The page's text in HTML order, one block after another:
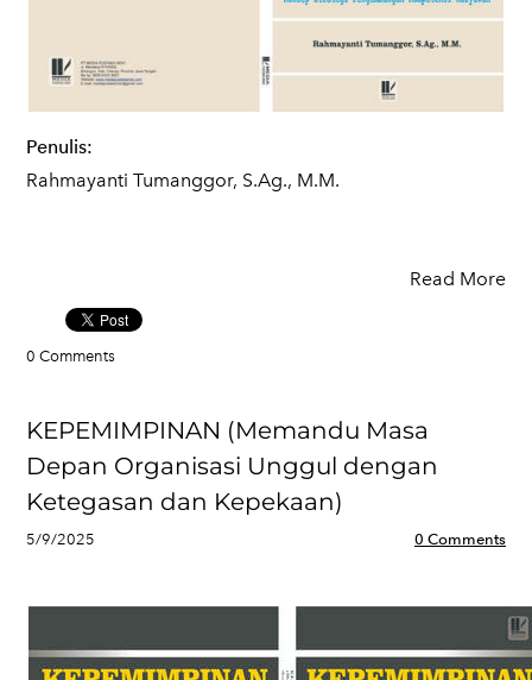
Penulis:
Rahmayanti Tumanggor, S.Ag., M.M.
Read More
0 Comments
KEPEMIMPINAN (Memandu Masa
Depan Organisasi Unggul dengan
Ketegasan dan Kepekaan)
5/9/2025 0 Comments